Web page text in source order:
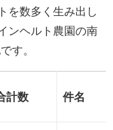
を数多く生み出し
ンヘルト農園の南
す。
計数 件名